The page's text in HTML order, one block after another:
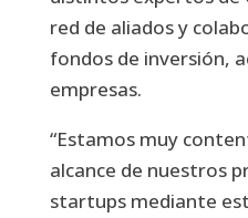
red de aliados y
fondos de inversión,
empresas.
“Estamos muy
alcance de nuestros
startups mediante